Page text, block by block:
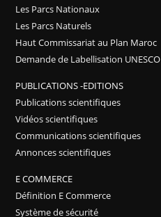
Les Parcs Nationaux
Les Parcs Naturels
Haut Commissariat au Plan Maroc
Demande de Labellisation UNESCO
PUBLICATIONS -EDITIONS
Publications scientifiques
Vidéos scientifiques
Communications scientifiques
Annonces scientifiques
E COMMERCE
Définition E Commerce
Système de sécurité